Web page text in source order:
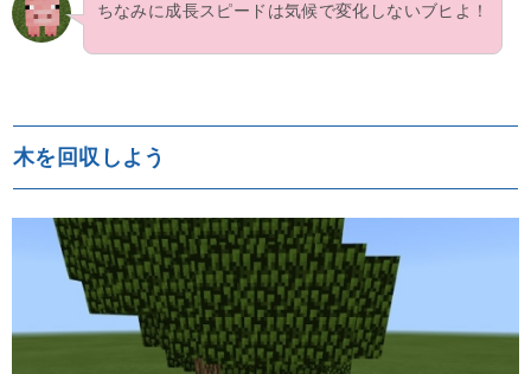
ちなみに成長スピードは気候で変化しないブヒよ！
木を回収しよう